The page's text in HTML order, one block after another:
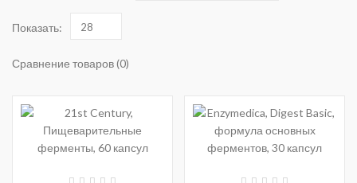
Показать: 28
Сравнение товаров (0)